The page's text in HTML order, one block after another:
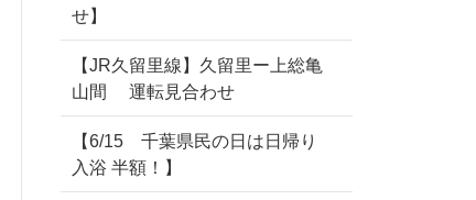
せ】
【JR久留里線】久留里ー上総亀
山間 運転見合わせ
【6/15 千葉県民の日は日帰り
入浴 半額！】